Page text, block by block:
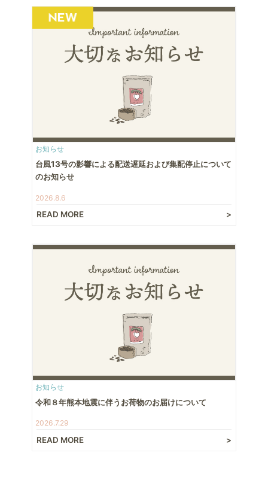
お知らせ
台風13号の影響による配送遅延および集配停止について
のお知らせ
2026.8.6
READ MORE
お知らせ
令和８年熊本地震に伴うお荷物のお届けについて
2026.7.29
READ MORE